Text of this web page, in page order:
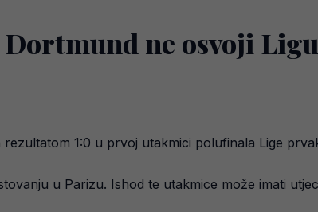
ne osvoji
1:0 u prvoj utakmici polufinala Lige
u Parizu. Ishod te utakmice može imati